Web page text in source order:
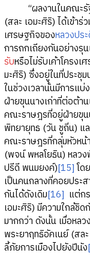
“ผลงานในคณะรัฐ
(สละ เอมะศิริ) ได้เข้า
เศรษฐกิจของหลวงปร
การถกเถียงกันอย่างรุ
รับหรือไม่รับเค้าโครง
มะศิริ) ซึ่งอยู่ในที่ประชุ
ในช่วงเวลานั้นมีการแ
ฝ่ายขุนนางเก่าที่ต่อต้า
คณะราษฎรที่อยู่ฝ่ายขุ
พิทยายุทธ (วัน ชูถิ่น) แ
คณะราษฎรที่กลุ่มหัวห
(พจน์ พหลโยธิน) หลว
ปรีดี พนมยงค์)[15]โด
เป็นคนกลางที่คอยประ
กันได้ดังเดิม[16] แต่ก
เอมะศิริ) มีความใกล้ชิ
มากกว่า ดังนั้น เมื่อหล
พระยาฤทธิอัคเนย์ (สล
ลี้ภัยการเมืองไปยังปีนัง